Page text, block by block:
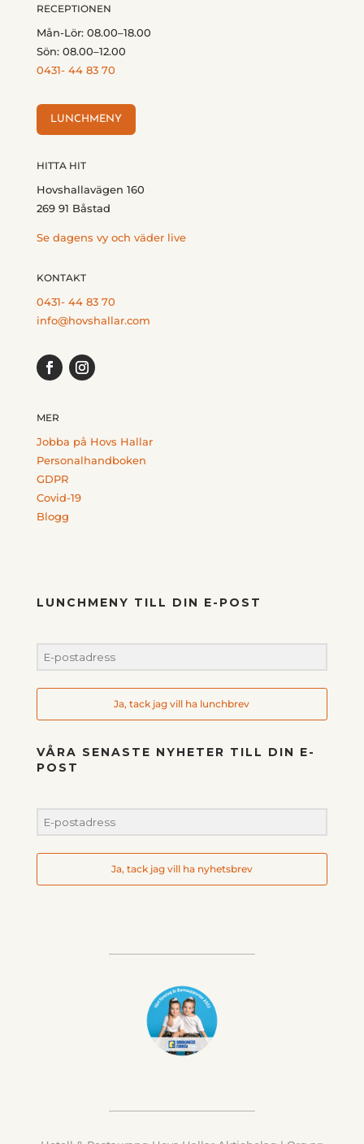
RECEPTIONEN
Mån-Lör: 08.00–18.00
Sön: 08.00–12.00
0431- 44 83 70
LUNCHMENY
HITTA HIT
Hovshallavägen 160
269 91 Båstad
Se dagens vy och väder live
KONTAKT
0431- 44 83 70
info@hovshallar.com
MER
Jobba på Hovs Hallar
Personalhandboken
GDPR
Covid-19
Blogg
LUNCHMENY TILL DIN E-POST
Ja, tack jag vill ha lunchbrev
VÅRA SENASTE NYHETER TILL DIN E-
POST
Ja, tack jag vill ha nyhetsbrev